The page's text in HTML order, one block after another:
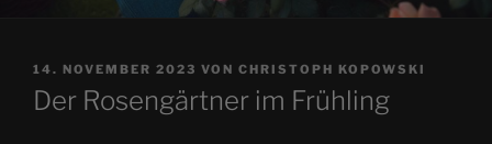
VERÖFFENTLICHT
AM
14. NOVEMBER 2023 VON CHRISTOPH KOPOWSKI
Der Rosengärtner im Frühling